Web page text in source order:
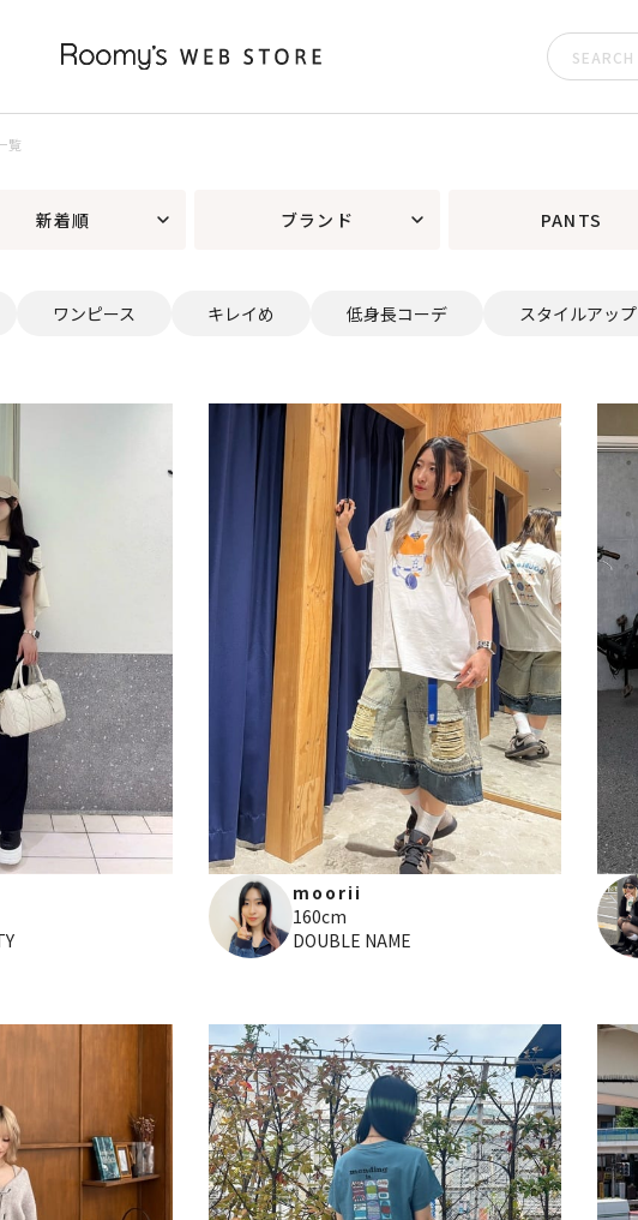
覧
新着順 ブランド PANTS
ワンピース キレイめ 低身長コーデ スタイルアップ
moorii
160cm
DOUBLE NAME